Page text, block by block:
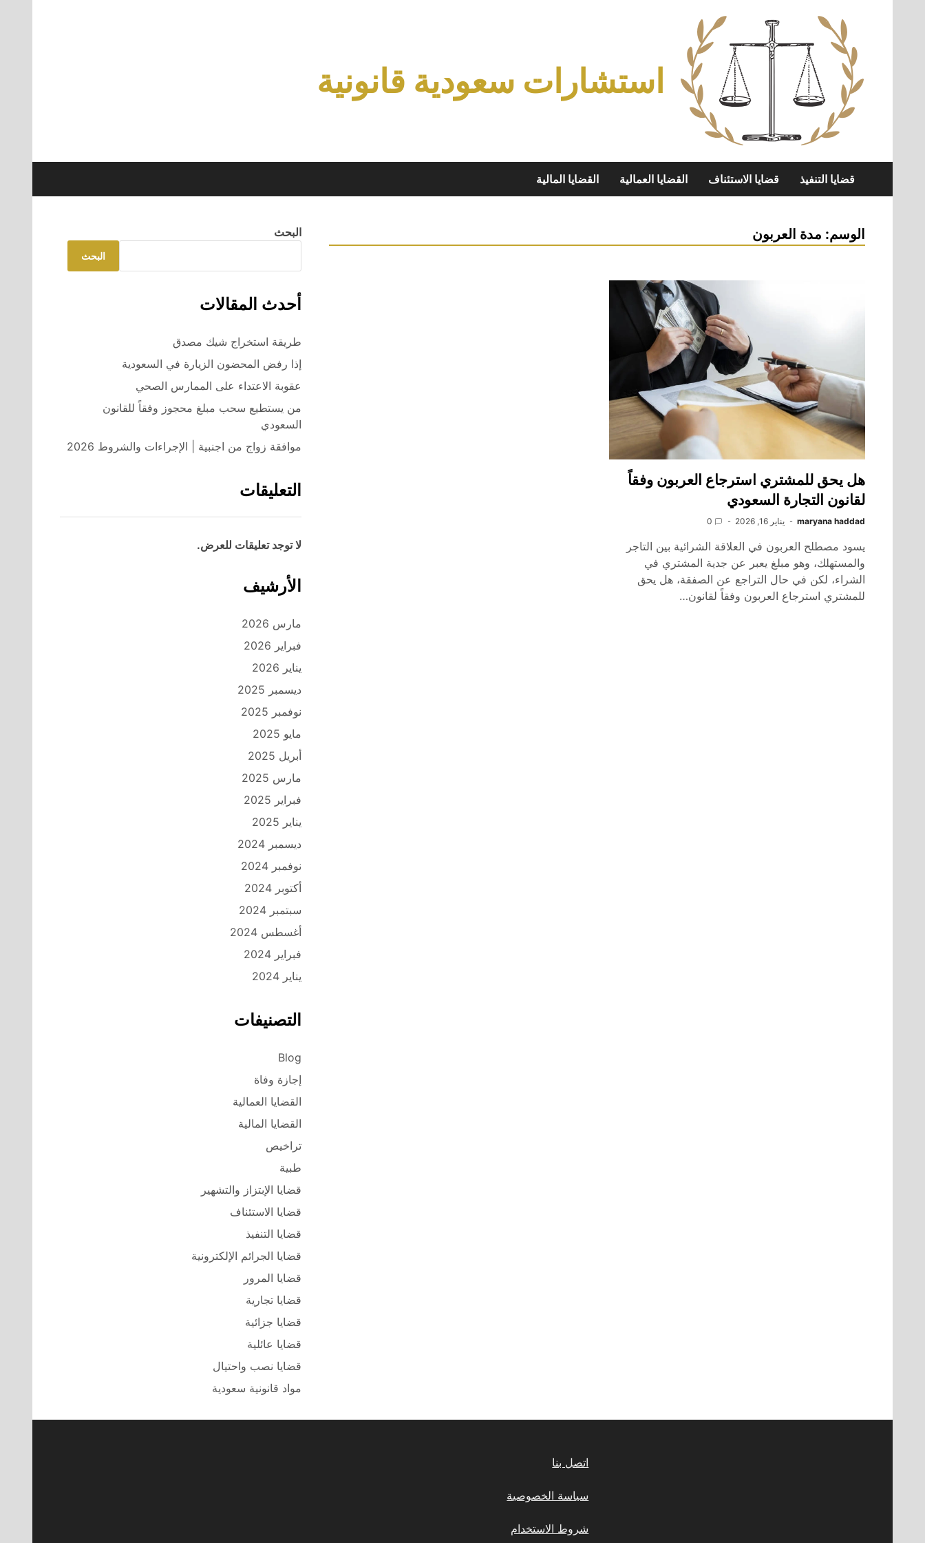
استشارات سعودية قانونية
قضايا التنفيذ قضايا الاستئناف القضايا العمالية القضايا المالية
الوسم: مدة العربون
هل يحق للمشتري استرجاع العربون وفقاً
لقانون التجارة السعودي
maryana haddad يناير 16, 2026 0
يسود مصطلح العربون في العلاقة الشرائية بين التاجر
والمستهلك، وهو مبلغ يعبر عن جدية المشتري في
الشراء، لكن في حال التراجع عن الصفقة، هل يحق
للمشتري استرجاع العربون وفقاً لقانون…
البحث
البحث
أحدث المقالات
طريقة استخراج شيك مصدق
إذا رفض المحضون الزيارة في السعودية
عقوبة الاعتداء على الممارس الصحي
من يستطيع سحب مبلغ محجوز وفقاً للقانون
السعودي
موافقة زواج من اجنبية | الإجراءات والشروط 2026
التعليقات
لا توجد تعليقات للعرض.
الأرشيف
مارس 2026
فبراير 2026
يناير 2026
ديسمبر 2025
نوفمبر 2025
مايو 2025
أبريل 2025
مارس 2025
فبراير 2025
يناير 2025
ديسمبر 2024
نوفمبر 2024
أكتوبر 2024
سبتمبر 2024
أغسطس 2024
فبراير 2024
يناير 2024
التصنيفات
Blog
إجازة وفاة
القضايا العمالية
القضايا المالية
تراخيص
طبية
قضايا الإبتزاز والتشهير
قضايا الاستئناف
قضايا التنفيذ
قضايا الجرائم الإلكترونية
قضايا المرور
قضايا تجارية
قضايا جزائية
قضايا عائلية
قضايا نصب واحتيال
مواد قانونية سعودية
اتصل بنا
سياسة الخصوصية
شروط الاستخدام